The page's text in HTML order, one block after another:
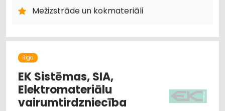
APDARES MATERIĀLI: VAIRUMTIRDZNIECĪBA
BŪVMATERIĀLU, BŪVKONSTRUKCIJU TIRDZNIECĪBA
KURINĀMAIS
MEŽKOPĪBAS UN MEŽIZSTRĀDES TEHNIKA
Mežizstrāde un kokmateriāli
Rīga
EK Sistēmas, SIA,
Elektromateriālu
vairumtirdzniecība